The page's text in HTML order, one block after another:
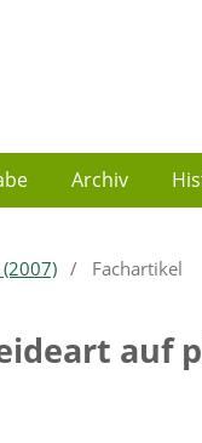
Archiv
/ Fachartikel
auf